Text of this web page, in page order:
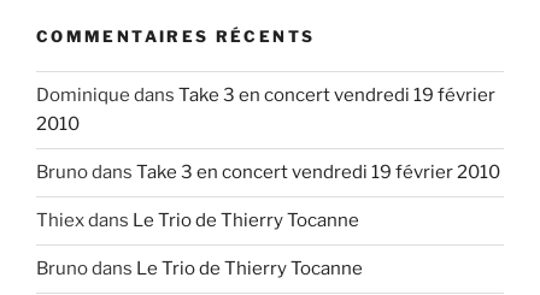
COMMENTAIRES RÉCENTS
Dominique dans Take 3 en concert vendredi 19 février
2010
Brunodans Take 3 en concert vendredi 19 février 2010
Thiexdans Le Trio de Thierry Tocanne
Brunodans Le Trio de Thierry Tocanne